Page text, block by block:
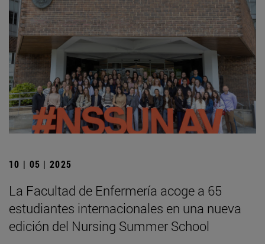
10 | 05 | 2025
La Facultad de Enfermería acoge a 65
estudiantes internacionales en una nueva
edición del Nursing Summer School